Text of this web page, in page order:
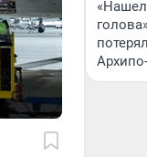
«Нашел